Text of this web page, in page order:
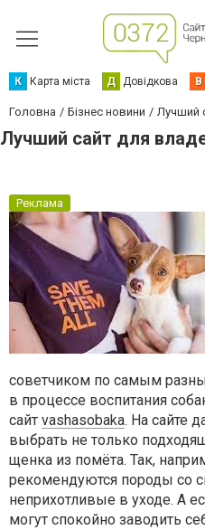
К Карта міста Д Довідкова В
Головна Бізнес новини Лучший
Лучший сайт для
Реклама
советчиком по самым
в процессе воспитания
сайт vashasobaka. На сайте
выбрать не только
щенка из помёта. Так,
рекомендуются породы со
неприхотливые в уходе. А
могут спокойно заводить